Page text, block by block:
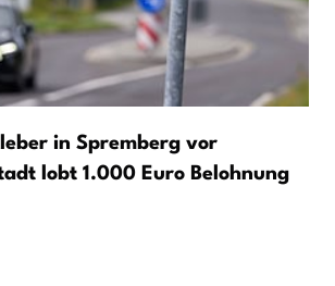
in Spremberg vor
lobt 1.000 Euro Belohnung